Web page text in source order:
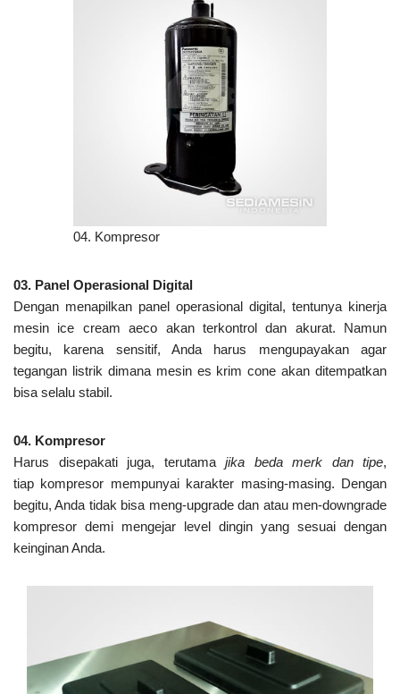
04. Kompresor
03. Panel Operasional Digital
Dengan menapilkan panel operasional digital, tentunya kinerja
mesin ice cream aeco akan terkontrol dan akurat. Namun
begitu, karena sensitif, Anda harus mengupayakan agar
tegangan listrik dimana mesin es krim cone akan ditempatkan
bisa selalu stabil.
04. Kompresor
Harus disepakati juga, terutamajika beda merk dan tipe,
tiap kompresor mempunyai karakter masing-masing. Dengan
begitu, Anda tidak bisa meng-upgrade dan atau men-downgrade
kompresor demi mengejar level dingin yang sesuai dengan
keinginan Anda.